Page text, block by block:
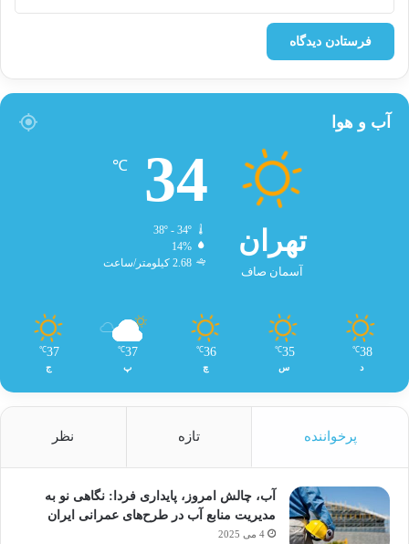
آب و هوا
تهران
آسمان صاف
34
℃
38º - 34º
14%
2.68 کیلومتر/ساعت
38
℃
د
35
℃
س
36
℃
چ
37
℃
پ
37
℃
ج
پرخواننده تازه نظر
آب، چالش امروز، پایداری فردا: نگاهی نو به
مدیریت منابع آب در طرح‌های عمرانی ایران
4 می 2025